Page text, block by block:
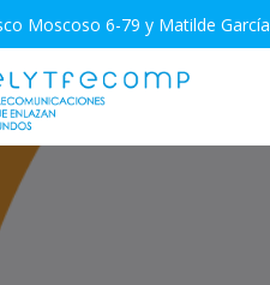
Moscoso 6-79 y Matilde García